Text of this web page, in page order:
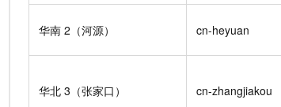
华南 2（河源） cn-heyuan
华北 3（张家口） cn-zhangjiakou
大模型服务 AI 应用构建
140+云产品 免费试用
助力企业全员 AI 认知与能力提升
生态解决方案
行业生态解决方案
ERP
CRM
财税管理
入门学习赛